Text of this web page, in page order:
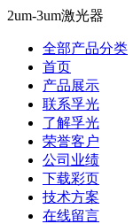
2um-3um激光器
全部产品分类
首页
产品展示
联系孚光
了解孚光
荣誉客户
公司业绩
下载彩页
技术方案
在线留言